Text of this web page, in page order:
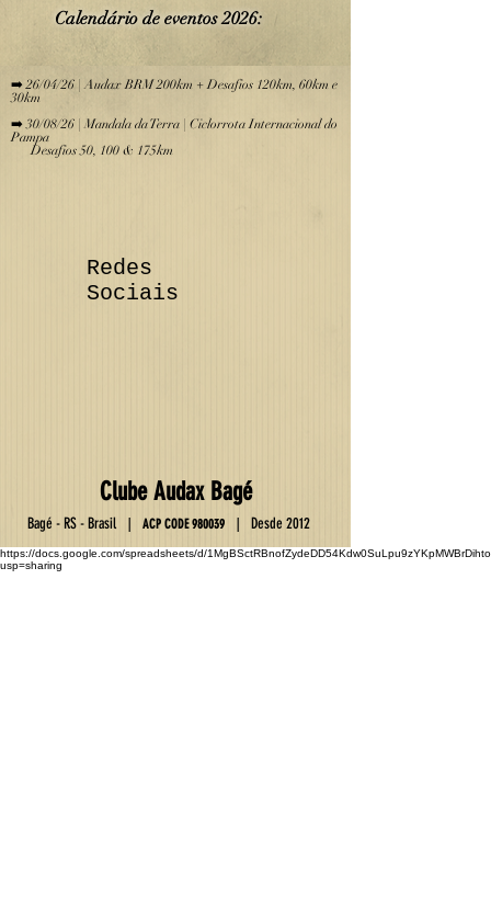
Calendário de eventos 2026:
➡️ 26/04/26 | Audax BRM 200km + Desafios 120km, 60km e
30km
➡️ 30/08/26 | Mandala da Terra | Ciclorrota Internacional do
Pampa
Desafios 50, 100 & 175km
Redes
Sociais
ClubeAudax Bagé
Bagé - RS - Brasil|ACP CODE980039 Desde 2012
https://docs.google.com/spreadsheets/d/
usp=sharing